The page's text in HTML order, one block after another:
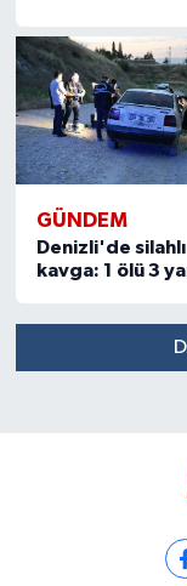
GÜNDEM
Denizli'de silahlı
kavga: 1 ölü 3